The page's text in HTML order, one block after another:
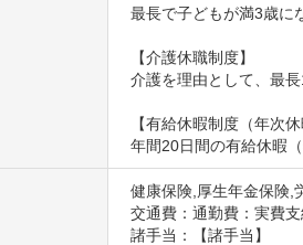
最長で子どもが満3歳に
【介護休職制度】
介護を理由として、最
【有給休暇制度（年次休
年間20日間の有給休暇
健康保険,厚生年金保険,
交通費：通勤費：実費支
諸手当：【諸手当】